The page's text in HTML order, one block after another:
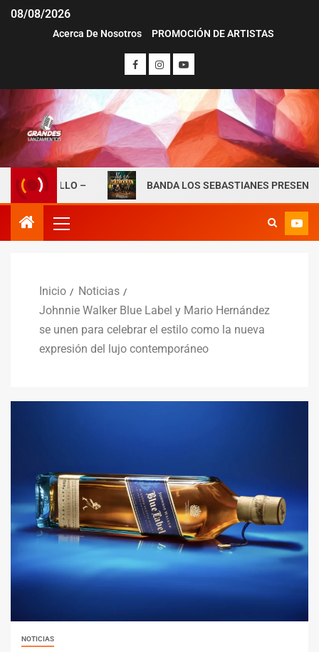
08/08/2026
Acerca De Nosotros PROMOCIÓN DE ARTISTAS
– BANDA LOS SEBASTIANES PRESENTA “NO SE
Inicio
Noticias
Johnnie Walker Blue Label y Mario Hernández
se unen para celebrar el estilo como la nueva
expresión del lujo contemporáneo
NOTICIAS